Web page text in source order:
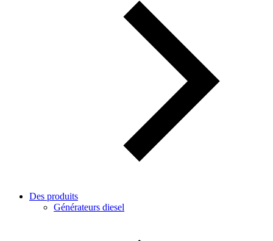
Des produits
Générateurs diesel